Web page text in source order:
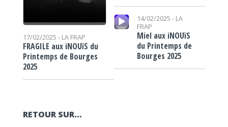
17/02/2025 - LA FRAP
FRAGILE aux iNOUïS du
Printemps de Bourges
2025
Lecteur audio
14/02/2025 - LA
FRAP
Miel aux iNOUïS
du Printemps de
Bourges 2025
RETOUR SUR…